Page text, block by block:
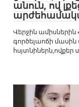
անուն, ով
Վերջին
գործելաոճի մասին